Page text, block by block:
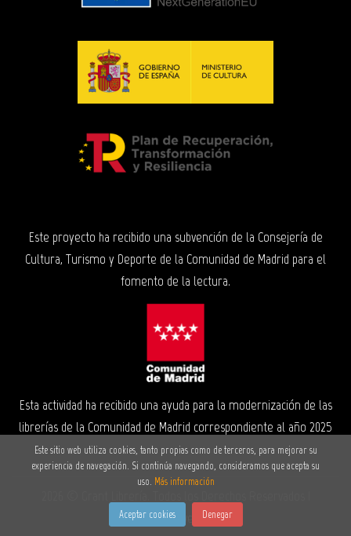
Este proyecto ha recibido una subvención de la Consejería de
Cultura, Turismo y Deporte de la Comunidad de Madrid para el
fomento de la lectura.
Esta actividad ha recibido una ayuda para la modernización de las
librerías de la Comunidad de Madrid correspondiente al año 2025
Grupo Trevenque
Este sitio web utiliza cookies, tanto propias como de terceros, para mejorar su
experiencia de navegación. Si continúa navegando, consideramos que acepta su
uso. Más información
Aceptar cookies Denegar